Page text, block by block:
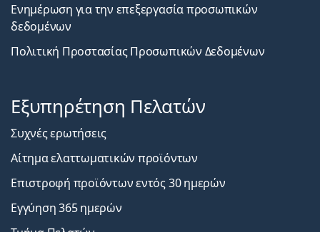
Ενημέρωση για την επεξεργασία προσωπικών
δεδομένων
Πολιτική Προστασίας Προσωπικών Δεδομένων
Εξυπηρέτηση Πελατών
Συχνές ερωτήσεις
Αίτημα ελαττωματικών προϊόντων
Επιστροφή προϊόντων εντός 30 ημερών
Εγγύηση 365 ημερών